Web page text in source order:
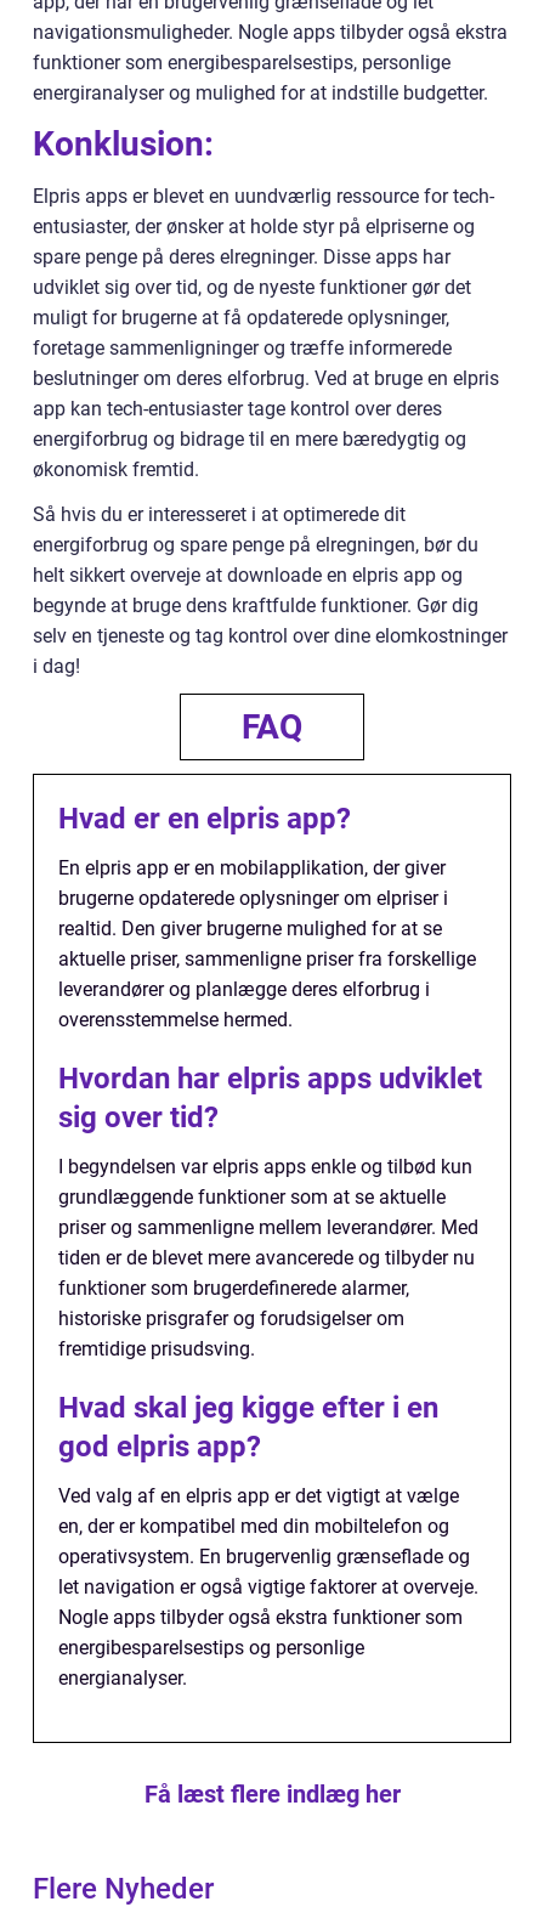
navigationsmuligheder. Nogle apps tilbyder også ekstra
funktioner som energibesparelsestips, personlige
energiranalyser og mulighed for at indstille budgetter.
Konklusion:
Elpris apps er blevet en uundværlig ressource for tech-
entusiaster, der ønsker at holde styr på elpriserne og
spare penge på deres elregninger. Disse apps har
udviklet sig over tid, og de nyeste funktioner gør det
muligt for brugerne at få opdaterede oplysninger,
foretage sammenligninger og træffe informerede
beslutninger om deres elforbrug. Ved at bruge en elpris
app kan tech-entusiaster tage kontrol over deres
energiforbrug og bidrage til en mere bæredygtig og
økonomisk fremtid.
Så hvis du er interesseret i at optimerede dit
energiforbrug og spare penge på elregningen, bør du
helt sikkert overveje at downloade en elpris app og
begynde at bruge dens kraftfulde funktioner. Gør dig
selv en tjeneste og tag kontrol over dine elomkostninger
i dag!
FAQ
Hvad er en elpris app?
En elpris app er en mobilapplikation, der giver
brugerne opdaterede oplysninger om elpriser i
realtid. Den giver brugerne mulighed for at se
aktuelle priser, sammenligne priser fra forskellige
leverandører og planlægge deres elforbrug i
overensstemmelse hermed.
Hvordan har elpris apps udviklet
sig over tid?
I begyndelsen var elpris apps enkle og tilbød kun
grundlæggende funktioner som at se aktuelle
priser og sammenligne mellem leverandører. Med
tiden er de blevet mere avancerede og tilbyder nu
funktioner som brugerdefinerede alarmer,
historiske prisgrafer og forudsigelser om
fremtidige prisudsving.
Hvad skal jeg kigge efter i en
god elpris app?
Ved valg af en elpris app er det vigtigt at vælge
en, der er kompatibel med din mobiltelefon og
operativsystem. En brugervenlig grænseflade og
let navigation er også vigtige faktorer at overveje.
Nogle apps tilbyder også ekstra funktioner som
energibesparelsestips og personlige
energianalyser.
Få læst flere indlæg her
Flere Nyheder